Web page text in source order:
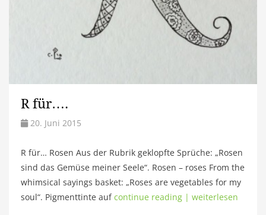
R für….
20. Juni 2015
R für… Rosen Aus der Rubrik geklopfte Sprüche: „Rosen
sind das Gemüse meiner Seele“. Rosen – roses From the
whimsical sayings basket: „Roses are vegetables for my
soul“. Pigmenttinte aufcontinue reading | weiterlesen